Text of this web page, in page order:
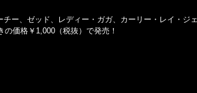
ー、ゼッド、レディー・ガガ、カーリー・レイ・ジェ
価格￥1,000（税抜）で発売！